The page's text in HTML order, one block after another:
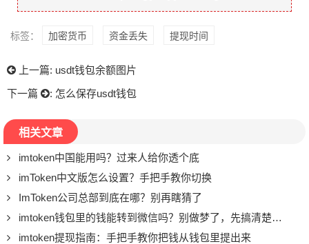
标签： 加密货币 资金丢失 提现时间
上一篇: usdt钱包余额图片
下一篇
: 怎么保存usdt钱包
相关文章
imtoken中国能用吗？过来人给你透个底
imToken中文版怎么设置？手把手教你切换
ImToken公司总部到底在哪？别再瞎猜了
imtoken钱包里的钱能转到微信吗？别做梦了，先搞清楚这事
imtoken提现指南：手把手教你把钱从钱包里提出来